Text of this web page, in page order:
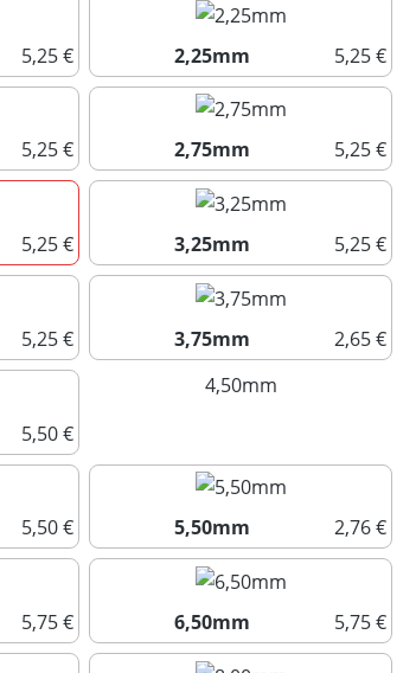
5,25 €
2,25mm
5,25 €
2,25mm
5,25 €
2,75mm
5,25 €
2,75mm
5,25 €
3,25mm
5,25 €
3,25mm
5,25 €
3,75mm
2,65 €
3,75mm
5,50 €
4,50mm(Diese Option
5,50 €
5,50mm
2,76 €
5,50mm
5,75 €
6,50mm
5,75 €
6,50mm